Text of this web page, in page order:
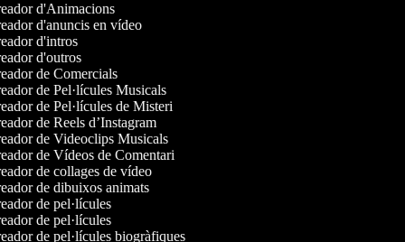
d'Animacions
d'anuncis en vídeo
d'intros
d'outros
de Comercials
de Pel·lícules Musicals
de Pel·lícules de Misteri
de Reels d’Instagram
de Videoclips Musicals
de Vídeos de Comentari
de collages de vídeo
de dibuixos animats
de pel·lícules
de pel·lícules
de pel·lícules biogràfiques